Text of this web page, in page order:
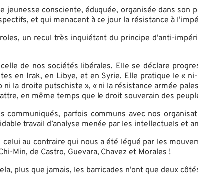
consciente, éduquée, organisée dans son
et qui menacent à ce jour la résistance à
un recul très inquiétant du principe d’anti-
de nos sociétés libérales. Elle se déclare
en Irak, en Libye, et en Syrie. Elle pratique le «
la droite putschiste », « ni la résistance armée
en même temps que le droit souverain des
parfois communs avec nos
travail d’analyse menée par les intellectuels et
au contraire qui nous a été légué par les
Min, de Castro, Guevara, Chavez et Morales !
plus que jamais, les barricades n’ont que deux